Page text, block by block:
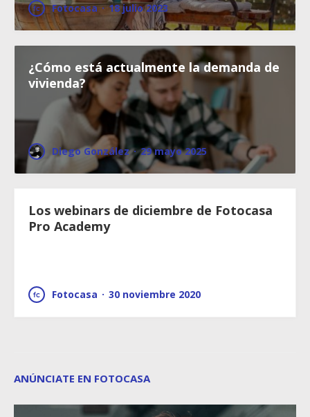
Fotocasa · 18 julio 2023
¿Cómo está actualmente la demanda de
vivienda?
Diego González · 29 mayo 2025
Los webinars de diciembre de Fotocasa
Pro Academy
Fotocasa · 30 noviembre 2020
ANÚNCIATE EN FOTOCASA